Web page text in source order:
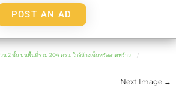
POST AN AD
น 2 ชั้น บนพื้นที่รวม 204 ตรว. ใกล้ห้างเซ็นทรัลลาดพร้าว
Next Image →